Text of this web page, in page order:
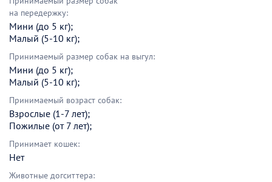
на передержку:
Мини (до 5 кг);
Малый (5-10 кг);
Принимаемый размер собак на выгул:
Мини (до 5 кг);
Малый (5-10 кг);
Принимаемый возраст собак:
Взрослые (1-7 лет);
Пожилые (от 7 лет);
Принимает кошек:
Нет
Животные догситтера: